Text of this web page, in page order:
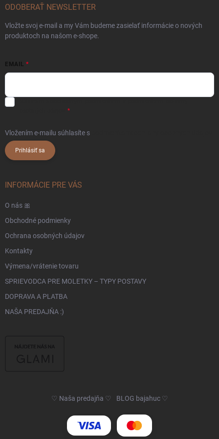
ODOBERAŤ NEWSLETTER
Vložte svoj e-mail a my Vám budeme zasielať informácie o nových
produktoch na našom e-shope.
EMAIL
Vložením e-mailu súhlasíte s
Prihlásiť sa
INFORMÁCIE PRE VÁS
O nás 🎀
Obchodné podmienky
Ochrana osobných údajov
Kontakty
Výmena/vrátenie tovaru
SPRIEVODCA PRE MOLETKY – TYPY POSTAVY
DOPRAVA A PLATBA
NAŠA PREDAJŇA :)
♡ Naša predajňa ♡ BLOG bajahuc ♡